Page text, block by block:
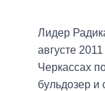
Лидер
августе
Черкассах
бульдозер и